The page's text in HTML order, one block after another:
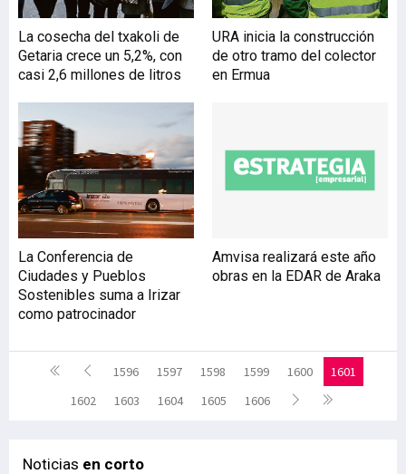
La cosecha del txakoli de
Getaria crece un 5,2%, con
casi 2,6 millones de litros
URA inicia la construcción
de otro tramo del colector
en Ermua
La Conferencia de
Ciudades y Pueblos
Sostenibles suma a Irizar
como patrocinador
Amvisa realizará este año
obras en la EDAR de Araka
1596 1597 1598 1599 1600
1601
1602
1603 1604 1605 1606
Noticias en corto